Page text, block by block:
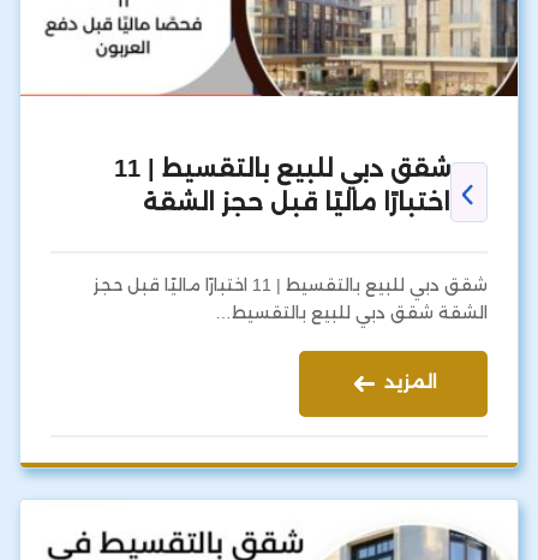
شقق دبي للبيع بالتقسيط | 11
اختبارًا ماليًا قبل حجز الشقة
شقق دبي للبيع بالتقسيط | 11 اختبارًا ماليًا قبل حجز
الشقة شقق دبي للبيع بالتقسيط…
المزيد